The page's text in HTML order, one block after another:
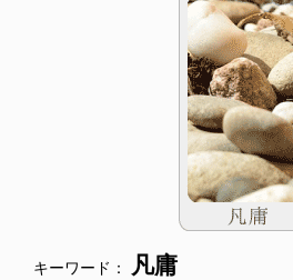
キーワード： 凡庸